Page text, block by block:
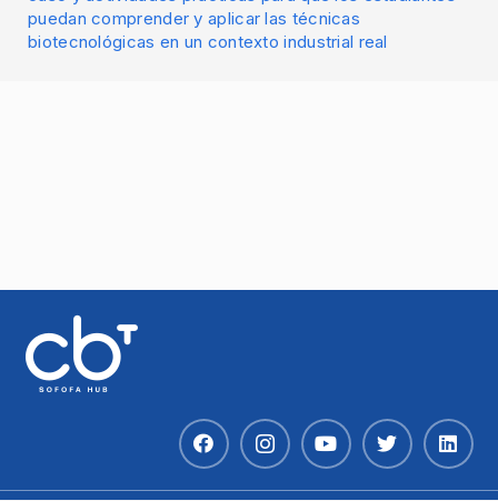
puedan comprender y aplicar las técnicas
biotecnológicas en un contexto industrial real